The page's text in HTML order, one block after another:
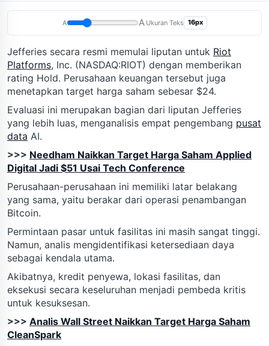
A A Ukuran Teks 16px
Jefferies secara resmi memulai liputan untuk Riot
Platforms, Inc. (NASDAQ:RIOT) dengan memberikan
rating Hold. Perusahaan keuangan tersebut juga
menetapkan target harga saham sebesar $24.
Evaluasi ini merupakan bagian dari liputan Jefferies
yang lebih luas, menganalisis empat pengembang pusat
data AI.
>>> Needham Naikkan Target Harga Saham Applied
Digital Jadi $51 Usai Tech Conference
Perusahaan-perusahaan ini memiliki latar belakang
yang sama, yaitu berakar dari operasi penambangan
Bitcoin.
Permintaan pasar untuk fasilitas ini masih sangat tinggi.
Namun, analis mengidentifikasi ketersediaan daya
sebagai kendala utama.
Akibatnya, kredit penyewa, lokasi fasilitas, dan
eksekusi secara keseluruhan menjadi pembeda kritis
untuk kesuksesan.
>>> Analis Wall Street Naikkan Target Harga Saham
CleanSpark